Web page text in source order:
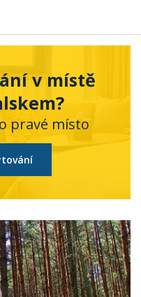
v místě
pravé místo